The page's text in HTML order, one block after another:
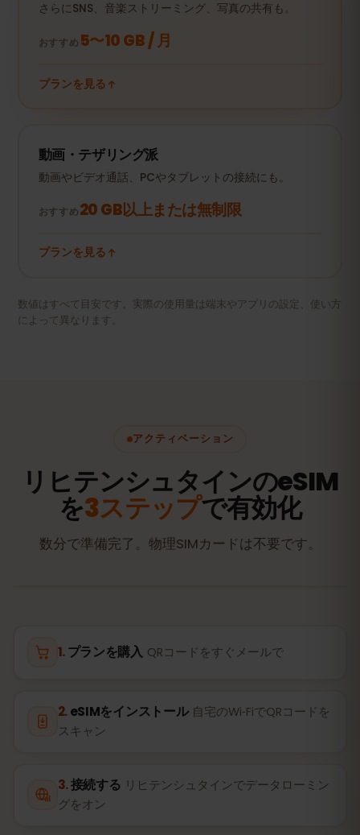
さらにSNS、音楽ストリーミング、写真の共有も。
おすすめ 5〜10 GB / 月
プランを見る
動画・テザリング派
動画やビデオ通話、PCやタブレットの接続にも。
おすすめ20 GB以上または無制限
プランを見る
数値はすべて目安です。実際の使用量は端末やアプリの設定、使い方
によって異なります。
アクティベーション
リヒテンシュタインのeSIM
を3ステップで有効化
数分で準備完了。物理SIMカードは不要です。
プランを購入 QRコードをすぐメールで
eSIMをインストール 自宅のWi‑FiでQRコードを
スキャン
接続する リヒテンシュタインでデータローミン
グをオン